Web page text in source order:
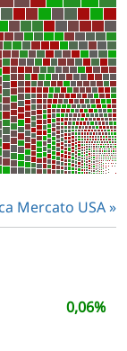
Mercato USA
0,06%